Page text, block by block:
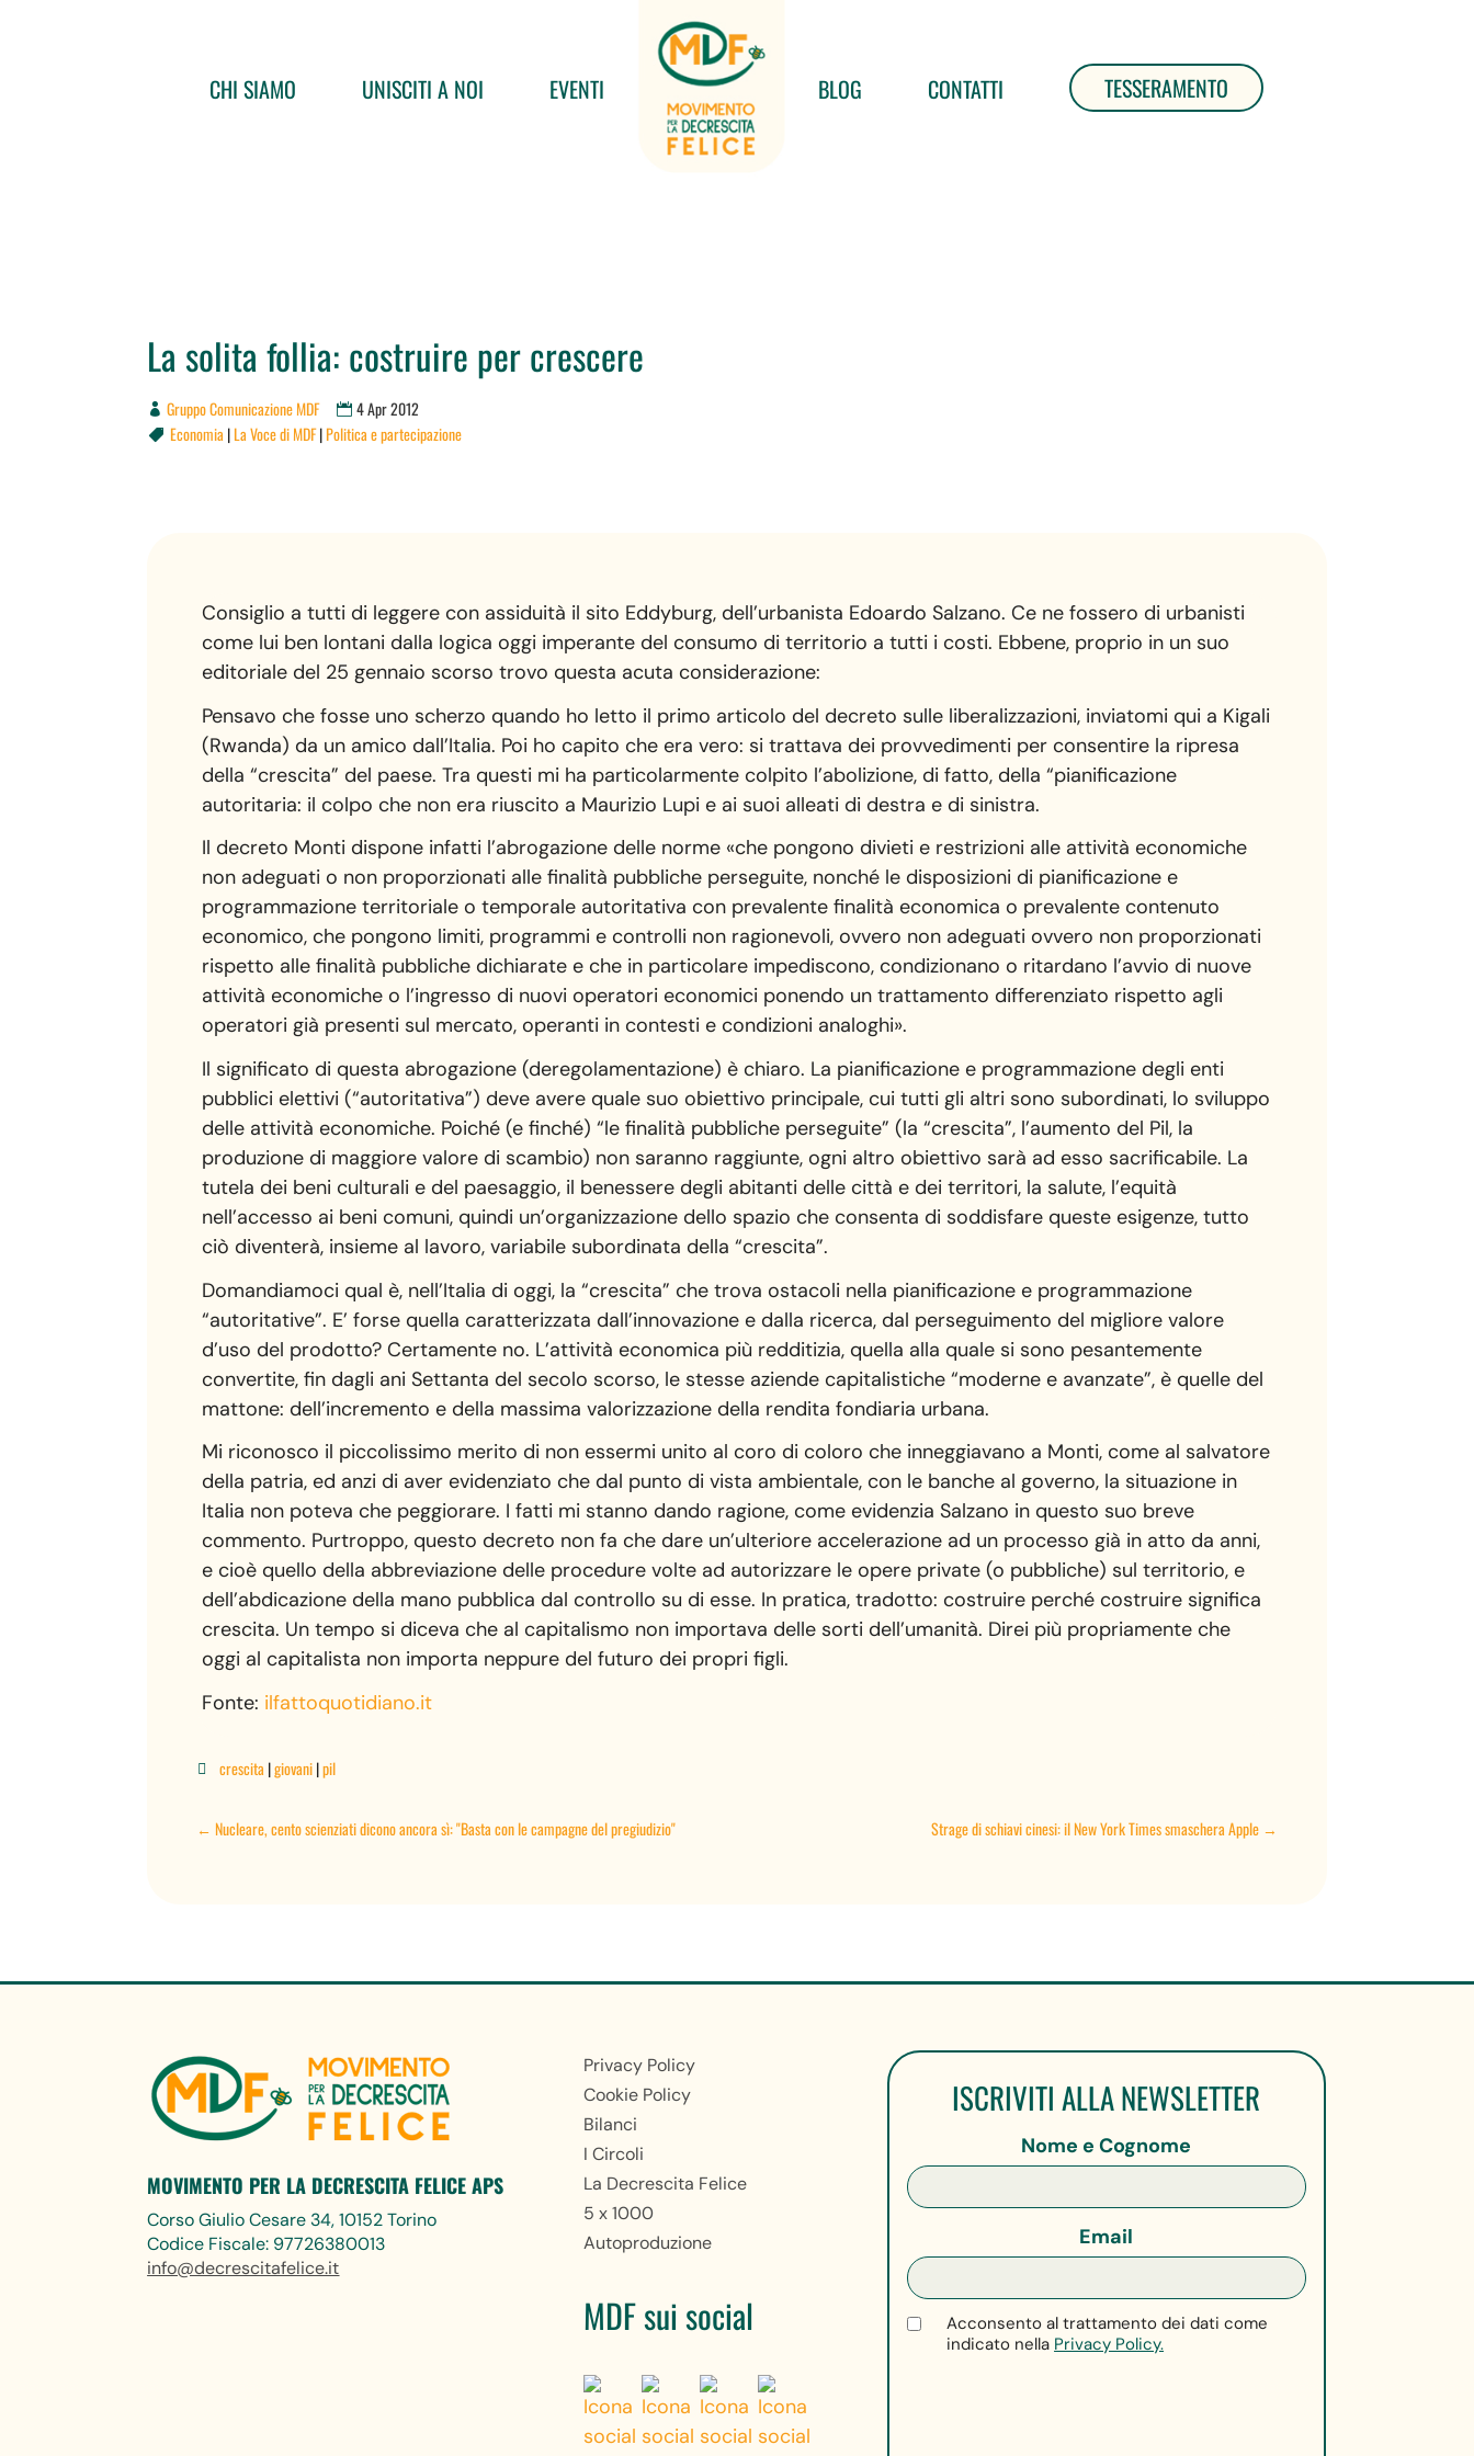
CHI SIAMO UNISCITI A NOI EVENTI BLOG CONTATTI TESSERAMENTO
La solita follia: costruire per crescere
Gruppo Comunicazione MDF 4 Apr 2012
 Economia|La Voce di MDF|Politica e partecipazione
Consiglio a tutti di leggere con assiduità il sito Eddyburg, dell’urbanista Edoardo Salzano. Ce ne fossero di urbanisti
come lui ben lontani dalla logica oggi imperante del consumo di territorio a tutti i costi. Ebbene, proprio in un suo
editoriale del 25 gennaio scorso trovo questa acuta considerazione:
Pensavo che fosse uno scherzo quando ho letto il primo articolo del decreto sulle liberalizzazioni, inviatomi qui a Kigali
(Rwanda) da un amico dall’Italia. Poi ho capito che era vero: si trattava dei provvedimenti per consentire la ripresa
della “crescita” del paese. Tra questi mi ha particolarmente colpito l’abolizione, di fatto, della “pianificazione
autoritaria: il colpo che non era riuscito a Maurizio Lupi e ai suoi alleati di destra e di sinistra.
Il decreto Monti dispone infatti l’abrogazione delle norme «che pongono divieti e restrizioni alle attività economiche
non adeguati o non proporzionati alle finalità pubbliche perseguite, nonché le disposizioni di pianificazione e
programmazione territoriale o temporale autoritativa con prevalente finalità economica o prevalente contenuto
economico, che pongono limiti, programmi e controlli non ragionevoli, ovvero non adeguati ovvero non proporzionati
rispetto alle finalità pubbliche dichiarate e che in particolare impediscono, condizionano o ritardano l’avvio di nuove
attività economiche o l’ingresso di nuovi operatori economici ponendo un trattamento differenziato rispetto agli
operatori già presenti sul mercato, operanti in contesti e condizioni analoghi».
Il significato di questa abrogazione (deregolamentazione) è chiaro. La pianificazione e programmazione degli enti
pubblici elettivi (“autoritativa”) deve avere quale suo obiettivo principale, cui tutti gli altri sono subordinati, lo sviluppo
delle attività economiche. Poiché (e finché) “le finalità pubbliche perseguite” (la “crescita”, l’aumento del Pil, la
produzione di maggiore valore di scambio) non saranno raggiunte, ogni altro obiettivo sarà ad esso sacrificabile. La
tutela dei beni culturali e del paesaggio, il benessere degli abitanti delle città e dei territori, la salute, l’equità
nell’accesso ai beni comuni, quindi un’organizzazione dello spazio che consenta di soddisfare queste esigenze, tutto
ciò diventerà, insieme al lavoro, variabile subordinata della “crescita”.
Domandiamoci qual è, nell’Italia di oggi, la “crescita” che trova ostacoli nella pianificazione e programmazione
“autoritative”. E’ forse quella caratterizzata dall’innovazione e dalla ricerca, dal perseguimento del migliore valore
d’uso del prodotto? Certamente no. L’attività economica più redditizia, quella alla quale si sono pesantemente
convertite, fin dagli ani Settanta del secolo scorso, le stesse aziende capitalistiche “moderne e avanzate”, è quelle del
mattone: dell’incremento e della massima valorizzazione della rendita fondiaria urbana.
Mi riconosco il piccolissimo merito di non essermi unito al coro di coloro che inneggiavano a Monti, come al salvatore
della patria, ed anzi di aver evidenziato che dal punto di vista ambientale, con le banche al governo, la situazione in
Italia non poteva che peggiorare. I fatti mi stanno dando ragione, come evidenzia Salzano in questo suo breve
commento. Purtroppo, questo decreto non fa che dare un’ulteriore accelerazione ad un processo già in atto da anni,
e cioè quello della abbreviazione delle procedure volte ad autorizzare le opere private (o pubbliche) sul territorio, e
dell’abdicazione della mano pubblica dal controllo su di esse. In pratica, tradotto: costruire perché costruire significa
crescita. Un tempo si diceva che al capitalismo non importava delle sorti dell’umanità. Direi più propriamente che
oggi al capitalista non importa neppure del futuro dei propri figli.
Fonte: ilfattoquotidiano.it
 crescita |giovani|pil
←Nucleare, cento scienziati dicono ancora sì: "Basta con le campagne del pregiudizio" Strage di schiavi cinesi: il New York Times smaschera Apple→
MOVIMENTO PER LA DECRESCITA FELICE APS
Corso Giulio Cesare 34, 10152 Torino
Codice Fiscale: 97726380013
info@decrescitafelice.it
Privacy Policy
Cookie Policy
Bilanci
I Circoli
La Decrescita Felice
5 x 1000
Autoproduzione
MDF sui social
ISCRIVITI ALLA NEWSLETTER
Nome e Cognome
Email
Acconsento al trattamento dei dati come
indicato nella Privacy Policy.